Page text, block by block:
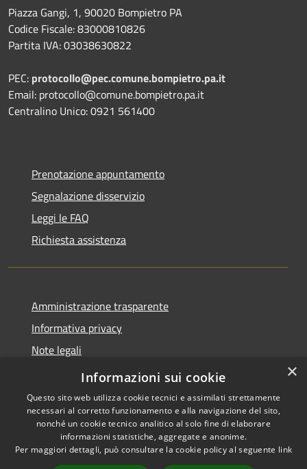
Piazza Gangi, 1, 90020 Bompietro PA
Codice Fiscale: 83000810826
Partita IVA: 03038630822
PEC: protocollo@pec.comune.bompietro.pa.it
Email: protocollo@comune.bompietro.pa.it
Centralino Unico: 0921 561400
Prenotazione appuntamento
Segnalazione disservizio
Leggi le FAQ
Richiesta assistenza
Amministrazione trasparente
Informativa privacy
Note legali
Dichiarazione di accessibilità
Accessibilità
Copyright © 2026 • Comune di
Bompietro • Powered by
×
Informazioni sui cookie
Questo sito web utilizza cookie tecnici e assimilati strettamente
necessari al corretto funzionamento e alla navigazione del sito,
nonché un cookie tecnico analitico al solo fine di elaborare
informazioni statistiche, aggregate e anonime.
Per maggiori dettagli, può consultare la cookie policy al seguente link